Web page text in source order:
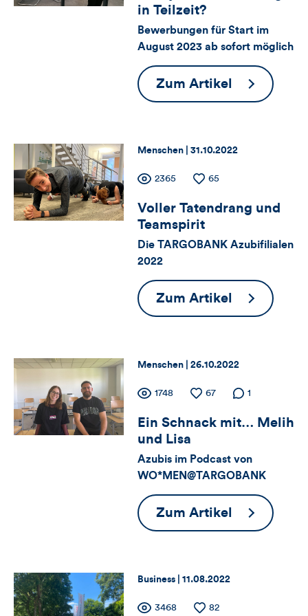
Views,
Likes
und
dieses
Artikels
in Teilzeit?
Bewerbungen für Start im
August 2023 ab sofort möglich
Zum Artikel
Echt
jetzt?
in
Thema:
Menschen | Datum:
31.10.2022
Zähler
für
Views,
Likes
und
dieses
Artikels
Anzahl
Views
2365
Anzahl
Likes
65
Voller Tatendrang und
Teamspirit
Die TARGOBANK Azubifilialen
2022
Zum Artikel
Voller
Tatendrang
Teamspirit
Thema:
Menschen | Datum:
26.10.2022
Zähler
für
Views,
Likes
und
dieses
Artikels
Anzahl
Views
1748
Anzahl
Likes
67
Anzahl der
1
Ein Schnack mit… Melih
und Lisa
Azubis im Podcast von
WO*MEN@TARGOBANK
Zum Artikel
Ein
Schnack
Thema:
Business | Datum:
11.08.2022
Anzahl
3468
Anzahl
82